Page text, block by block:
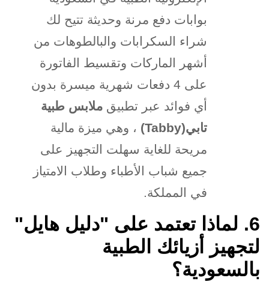
بوابات دفع مرنة وحديثة تتيح لك
شراء السكرابات والبالطوهات من
أشهر الماركات وتقسيط الفاتورة
على 4 دفعات شهرية ميسرة بدون
أي فوائد عبر تطبيق ملابس طبية
تابي(Tabby) ، وهي ميزة مالية
مريحة للغاية سهلت التجهيز على
جميع شباب الأطباء وطلاب الامتياز
في المملكة.
.6 لماذا تعتمد على "دليل هايل"
لتجهيز أزيائك الطبية
بالسعودية؟